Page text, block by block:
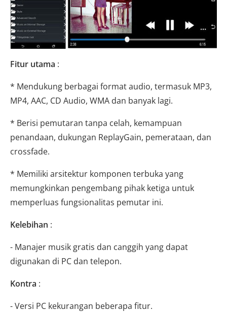
Fitur utama :
* Mendukung berbagai format audio, termasuk MP3,
MP4, AAC, CD Audio, WMA dan banyak lagi.
* Berisi pemutaran tanpa celah, kemampuan
penandaan, dukungan ReplayGain, pemerataan, dan
crossfade.
* Memiliki arsitektur komponen terbuka yang
memungkinkan pengembang pihak ketiga untuk
memperluas fungsionalitas pemutar ini.
Kelebihan :
- Manajer musik gratis dan canggih yang dapat
digunakan di PC dan telepon.
Kontra :
- Versi PC kekurangan beberapa fitur.